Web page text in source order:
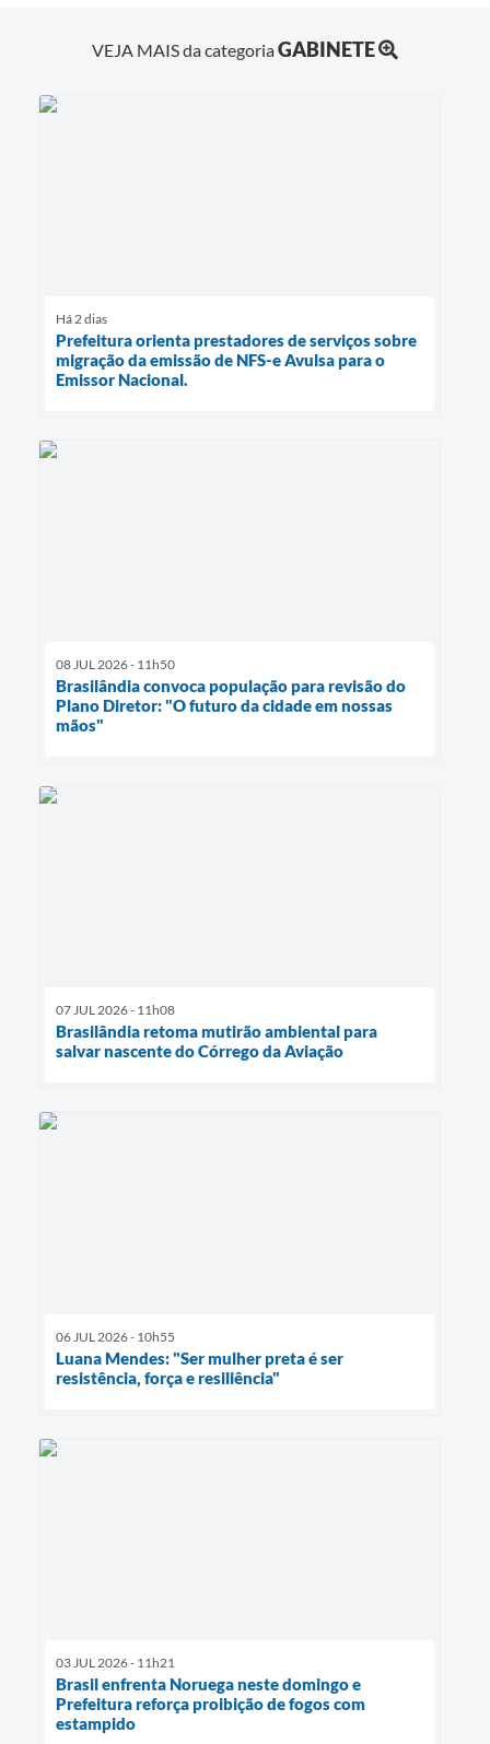
VEJA MAIS da categoriaGABINETE
Há 2 dias
Prefeitura orienta prestadores de serviços sobre
migração da emissão de NFS-e Avulsa para o
Emissor Nacional.
08 JUL 2026 - 11h50
Brasilândia convoca população para revisão do
Plano Diretor: "O futuro da cidade em nossas
mãos"
07 JUL 2026 - 11h08
Brasilândia retoma mutirão ambiental para
salvar nascente do Córrego da Aviação
06 JUL 2026 - 10h55
Luana Mendes: "Ser mulher preta é ser
resistência, força e resiliência"
03 JUL 2026 - 11h21
Brasil enfrenta Noruega neste domingo e
Prefeitura reforça proibição de fogos com
estampido